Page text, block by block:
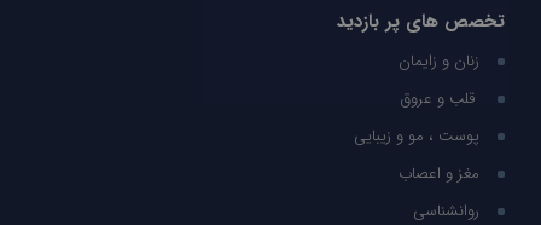
تخصص های پر بازدید
زنان و زایمان
قلب و عروق
پوست ، مو و زیبایی
مغز و اعصاب
روانشناسی